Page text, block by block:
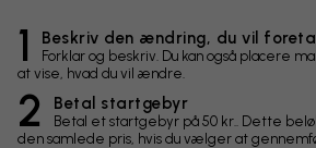
1 Beskriv den ændring, du vil
Forklar og beskriv. Du kan også placere
at vise, hvad du vil ændre.
2 Betal startgebyr
Betal et startgebyr på 50 kr.. Dette
den samlede pris, hvis du vælger at